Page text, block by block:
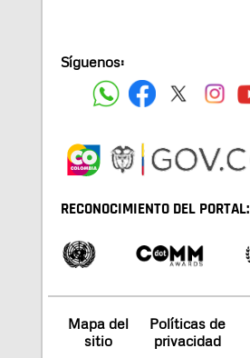
Síguenos:
RECONOCIMIENTO DEL PORTAL:
Mapa del
sitio
Políticas de
privacidad